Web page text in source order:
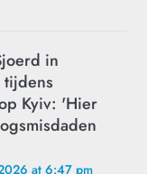
in
Kyiv: 'Hier
at 6:47 pm